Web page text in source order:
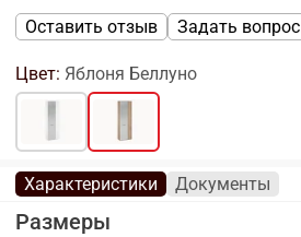
Оставить отзыв Задать вопрос
Цвет: Яблоня Беллуно
Характеристики Документы
Размеры